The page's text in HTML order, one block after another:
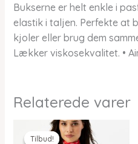
Bukserne er helt enkle i
elastik i taljen. Perfekte at
kjoler eller brug dem
Lækker viskosekvalitet. •
Relaterede varer
Tilbud!
Tilbud!